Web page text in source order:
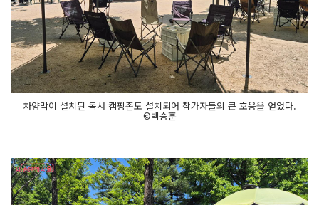
차양막이 설치된 독서 캠핑존도 설치되어 참가자들의 큰 호응을 얻었다.
©백승훈